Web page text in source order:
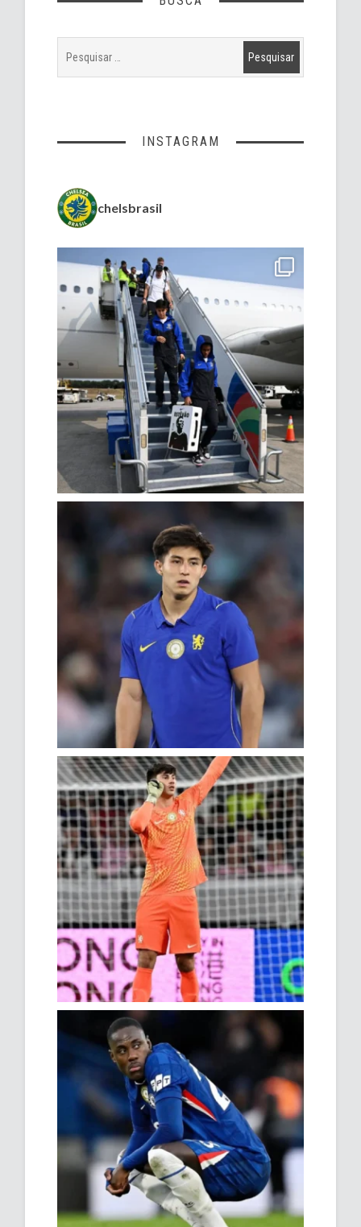
INSTAGRAM
chelsbrasil